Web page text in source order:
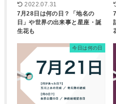
2022.07.31
7月28日は何の日？「地名の
日」や世界の出来事と星座・誕
生花も
今日は何の日